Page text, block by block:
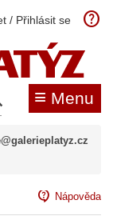
/ Přihlásit se help
≡ Menu
contact_support Nápověda